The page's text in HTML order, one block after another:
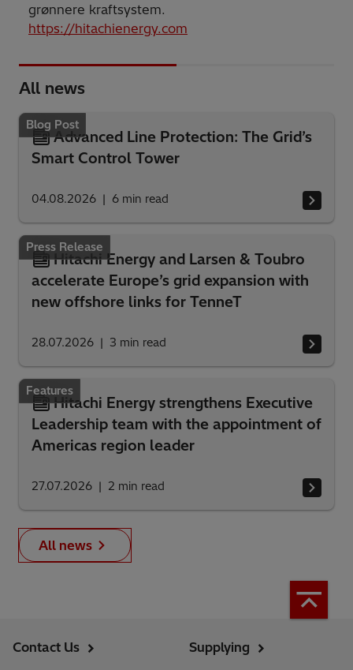
grønnere kraftsystem.
https://hitachienergy.com
All news
Blog Post
Advanced Line Protection: The Grid’s
Smart Control Tower
04.08.2026 6 min read
Press Release
Hitachi Energy and Larsen & Toubro
accelerate Europe’s grid expansion with
new offshore links for TenneT
28.07.2026 3 min read
Features
Hitachi Energy strengthens Executive
Leadership team with the appointment of
Americas region leader
27.07.2026 2 min read
All news
Contact Us
Supplying